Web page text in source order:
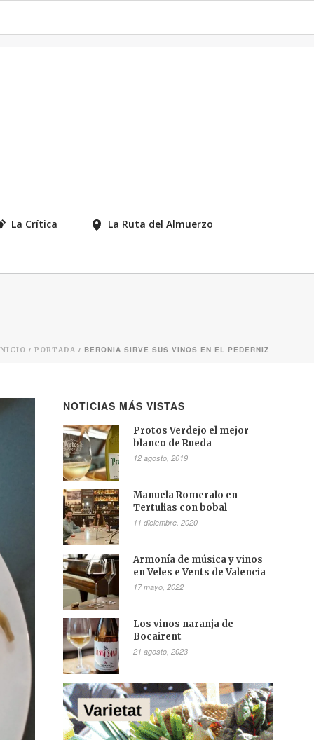
La Crítica La Ruta del Almuerzo
/ PORTADA / BERONIA SIRVE SUS VINOS EN EL PEDERNIZ
NOTICIAS MÁS VISTAS
Protos Verdejo el mejor
blanco de Rueda
12 agosto, 2019
Manuela Romeralo en
Tertulias con bobal
11 diciembre, 2020
Armonía de música y vinos
en Veles e Vents de Valencia
17 mayo, 2022
Los vinos naranja de
Bocairent
21 agosto, 2023